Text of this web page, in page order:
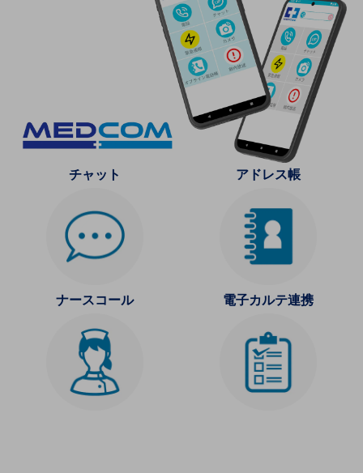
災害対策
セキュリティ対策
顧客体験（CX）改善
業種・業態で探す
業種・業態で探すTOP
チャット アドレス帳
ナースコール 電子カルテ連携